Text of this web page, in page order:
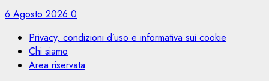
6 Agosto 2026 0
Privacy, condizioni d’uso e informativa sui cookie
Chi siamo
Area riservata